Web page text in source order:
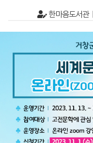
한마음도서관 |